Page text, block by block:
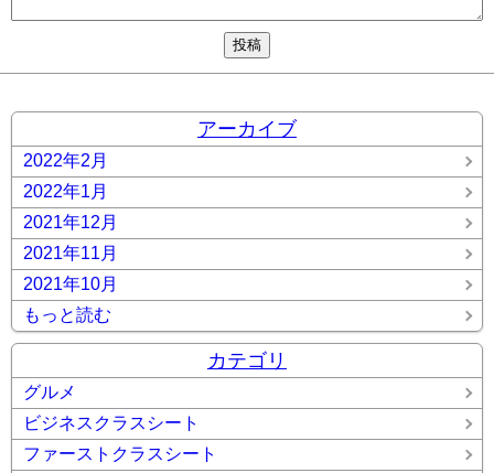
アーカイブ
2022年2月
2022年1月
2021年12月
2021年11月
2021年10月
もっと読む
カテゴリ
グルメ
ビジネスクラスシート
ファーストクラスシート